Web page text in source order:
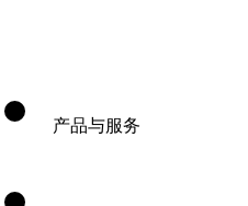
产品与服务